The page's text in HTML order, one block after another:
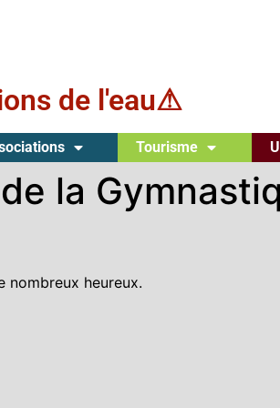
de l'eau⚠
Tourisme
la
nombreux heureux.